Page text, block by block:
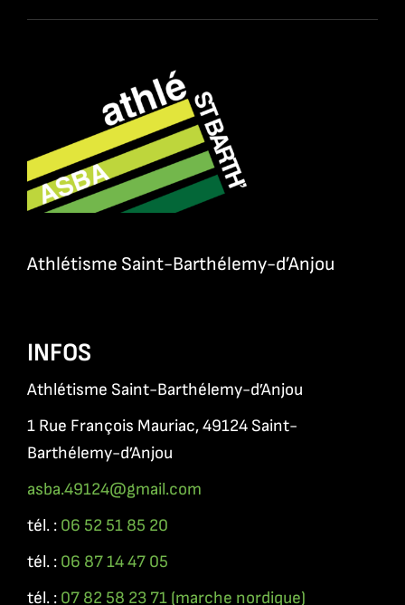
Athlétisme Saint-Barthélemy-d’Anjou
INFOS
Athlétisme Saint-Barthélemy-d’Anjou
1 Rue François Mauriac, 49124 Saint-
Barthélemy-d’Anjou
asba.49124@gmail.com
tél. : 06 52 51 85 20
tél. : 06 87 14 47 05
tél. : 07 82 58 23 71 (marche nordique)